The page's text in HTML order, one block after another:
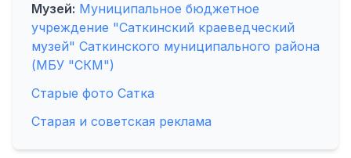
Музей: Муниципальное бюджетное
учреждение "Саткинский краеведческий
музей" Саткинского муниципального района
(МБУ "СКМ")
Старые фото Сатка
Старая и советская реклама